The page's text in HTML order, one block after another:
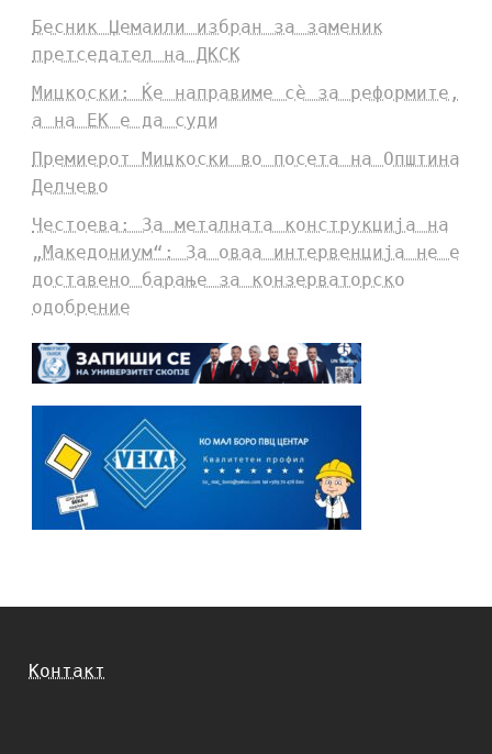
Бесник Џемаили избран за заменик
претседател на ДКСК
Мицкоски: Ќе направиме сè за реформите,
а на ЕК е да суди
Премиерот Мицкоски во посета на Општина
Делчево
Честоева: За металната конструкција на
„Македониум“: За оваа интервенција не е
доставено барање за конзерваторско
одобрение
Контакт